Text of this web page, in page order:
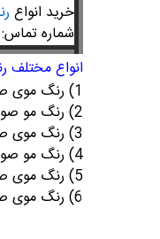
خرید انواع
شماره تماس:
انواع
1) رنگ موی صورتی نقره ای
2) رنگ مو صورتی دودی
3) رنگ موی صورتی ارغوانی
4) رنگ مو صورتی مرجانی
5) رنگ موی صورتی یاسی
6) رنگ موی صورتی پاستلی